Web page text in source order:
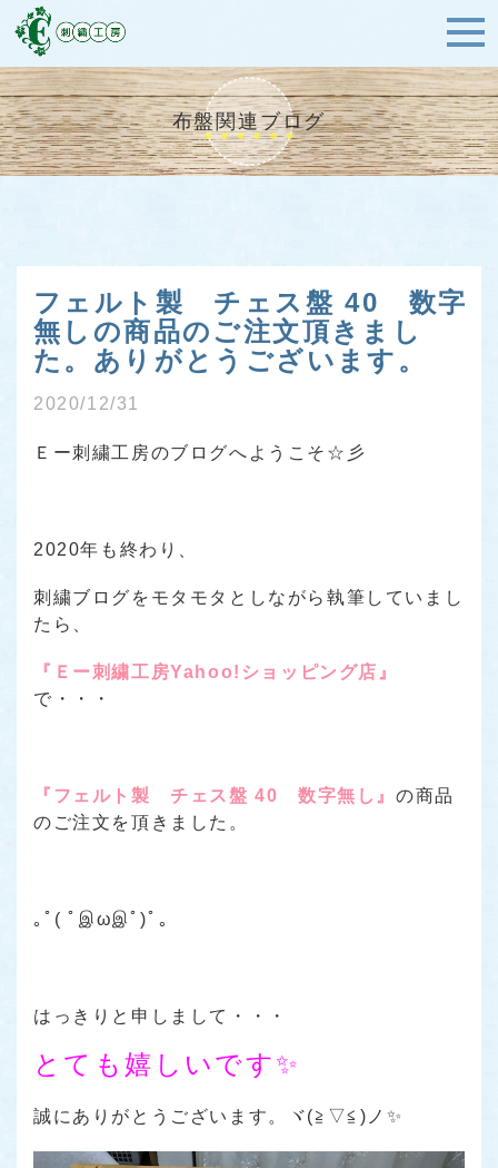
布盤関連ブログ
フェルト製 チェス盤 40 数字
無しの商品のご注文頂きまし
た。ありがとうございます。
2020/12/31
Ｅー刺繍工房のブログへようこそ☆彡
2020年も終わり、
刺繍ブログをモタモタとしながら執筆していまし
たら、
『Ｅー刺繍工房Yahoo!ショッピング店』
で・・・
『フェルト製 チェス盤 40 数字無し』 の商品
のご注文を頂きました。
｡ﾟ( ﾟஇωஇﾟ)ﾟ｡
はっきりと申しまして・・・
とても嬉しいです✨
誠にありがとうございます。ヾ(≧▽≦)ノ✨